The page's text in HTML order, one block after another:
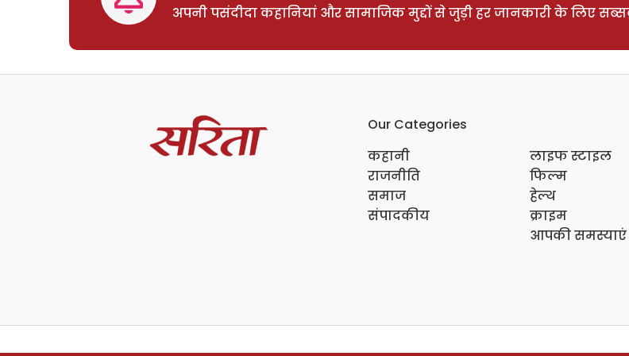
अपनी पसंदीदा कहानियां और सामाजिक मुद्दों से जुड़ी हर जानकारी के लिए
Our Categories
कहानी
राजनीति
समाज
संपादकीय
लाइफ स्टाइल
फिल्म
हेल्थ
क्राइम
आपकी समस्याएं